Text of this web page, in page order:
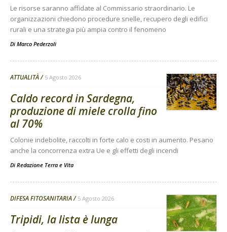
Le risorse saranno affidate al Commissario straordinario. Le
organizzazioni chiedono procedure snelle, recupero degli edifici
rurali e una strategia più ampia contro il fenomeno
Di Marco Pederzoli
ATTUALITÀ 5 Agosto 2026
Caldo record in Sardegna,
produzione di miele crolla fino
al 70%
Colonie indebolite, raccolti in forte calo e costi in aumento. Pesano
anche la concorrenza extra Ue e gli effetti degli incendi
Di Redazione Terra e Vita
DIFESA FITOSANITARIA 5 Agosto 2026
Tripidi, la lista è lunga